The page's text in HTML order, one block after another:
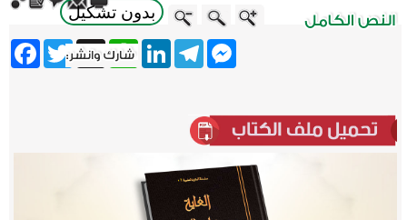
بدون تشكيل
Twitter X
WhatsApp
LinkedInTelegram
Messenger